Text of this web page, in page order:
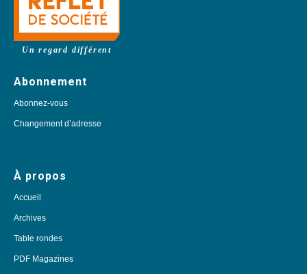
Un regard différent
Abonnement
Abonnez-vous
Changement d’adresse
À propos
Accueil
Archives
Table rondes
PDF Magazines